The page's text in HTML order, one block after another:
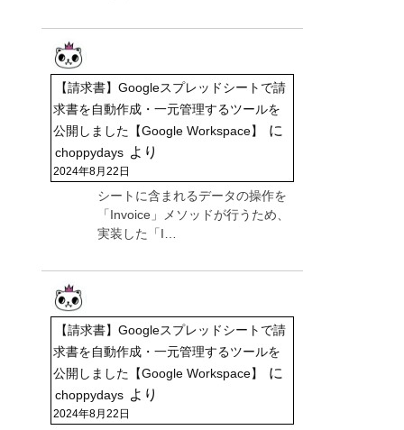
【請求書】Googleスプレッドシートで請
求書を自動作成・一元管理するツールを
公開しました【Google Workspace】
に
choppydays より
2024年8月22日
シートに含まれるデータの操作を
「Invoice」メソッドが行うため、
実装した「I…
【請求書】Googleスプレッドシートで請
求書を自動作成・一元管理するツールを
公開しました【Google Workspace】
に
choppydays より
2024年8月22日